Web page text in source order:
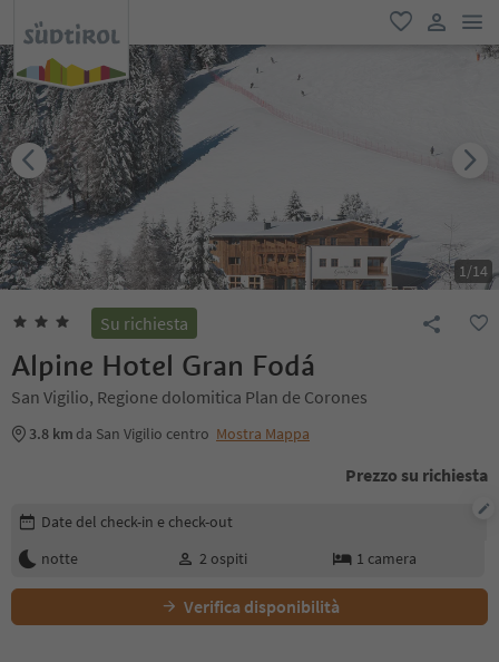
favoriti
user link
1/14
Su richiesta
Alpine Hotel Gran Fodá
San Vigilio, Regione dolomitica Plan de Corones
3.8 km da San Vigilio centro Mostra Mappa
Prezzo su richiesta
Modifica i dettagli della prenotazione
Date del check-in e check-out
notte
2 ospiti 1 camera
Verifica disponibilità